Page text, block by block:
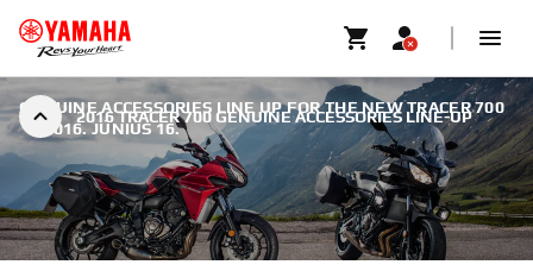
2016 TRACER 700 GENUINE ACCESSORIES LINE-UP
GENUINE ACCESSORIES LINE UP FOR THE NEW TRACER 700
2016. JÚNIUS 16.